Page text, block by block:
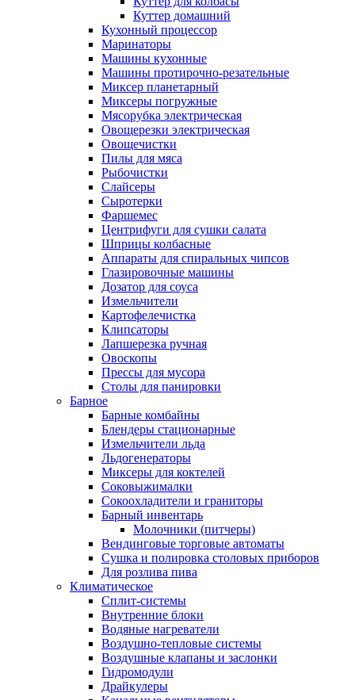
Куттер домашний
Кухонный процессор
Маринаторы
Машины кухонные
Машины протирочно-резательные
Миксер планетарный
Миксеры погружные
Мясорубка электрическая
Овощерезки электрическая
Овощечистки
Пилы для мяса
Рыбочистки
Слайсеры
Сыротерки
Фаршемес
Центрифуги для сушки салата
Шприцы колбасные
Аппараты для спиральных чипсов
Глазировочные машины
Дозатор для соуса
Измельчители
Картофелечистка
Клипсаторы
Лапшерезка ручная
Овоскопы
Прессы для мусора
Столы для панировки
Барное
Барные комбайны
Блендеры стационарные
Измельчители льда
Льдогенераторы
Миксеры для коктелей
Соковыжималки
Сокоохладители и граниторы
Барный инвентарь
Молочники (питчеры)
Вендинговые торговые автоматы
Сушка и полировка столовых приборов
Для розлива пива
Климатическое
Сплит-системы
Внутренние блоки
Водяные нагреватели
Воздушно-тепловые системы
Воздушные клапаны и заслонки
Гидромодули
Драйкулеры